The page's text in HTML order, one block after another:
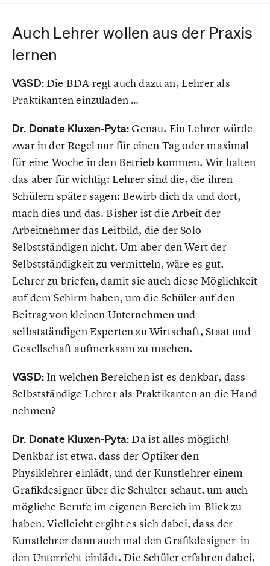
Auch Lehrer wollen aus der Praxis
lernen
VGSD: Die BDA regt auch dazu an, Lehrer als
Praktikanten einzuladen …
Dr. Donate Kluxen-Pyta: Genau. Ein Lehrer würde
zwar in der Regel nur für einen Tag oder maximal
für eine Woche in den Betrieb kommen. Wir halten
das aber für wichtig: Lehrer sind die, die ihren
Schülern später sagen: Bewirb dich da und dort,
mach dies und das. Bisher ist die Arbeit der
Arbeitnehmer das Leitbild, die der Solo-
Selbstständigen nicht. Um aber den Wert der
Selbstständigkeit zu vermitteln, wäre es gut,
Lehrer zu briefen, damit sie auch diese Möglichkeit
auf dem Schirm haben, um die Schüler auf den
Beitrag von kleinen Unternehmen und
selbstständigen Experten zu Wirtschaft, Staat und
Gesellschaft aufmerksam zu machen.
VGSD: In welchen Bereichen ist es denkbar, dass
Selbstständige Lehrer als Praktikanten an die Hand
nehmen?
Dr. Donate Kluxen-Pyta: Da ist alles möglich!
Denkbar ist etwa, dass der Optiker den
Physiklehrer einlädt, und der Kunstlehrer einem
Grafikdesigner über die Schulter schaut, um auch
mögliche Berufe im eigenen Bereich im Blick zu
haben. Vielleicht ergibt es sich dabei, dass der
Kunstlehrer dann auch mal den Grafikdesigner in
den Unterricht einlädt. Die Schüler erfahren dabei,